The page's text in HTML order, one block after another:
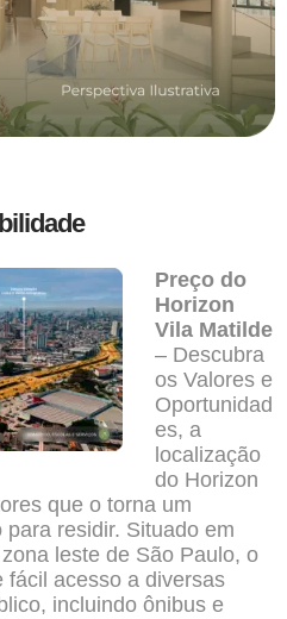
Preço do
Horizon
Vila Matilde
– Descubra
os Valores e
Oportunidad
es, a
localização
do Horizon
que o torna um
residir. Situado em
leste de São Paulo, o
fácil acesso a diversas
incluindo ônibus e